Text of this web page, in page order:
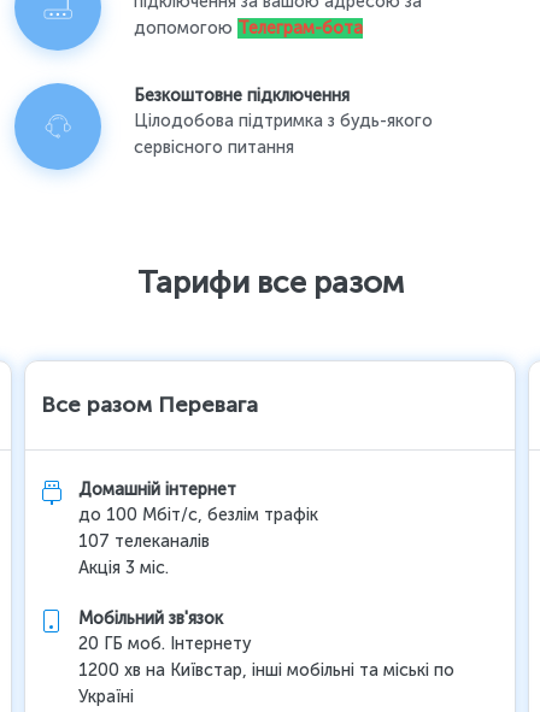
допомогою Телеграм-бота
Безкоштовне підключення
Цілодобова підтримка з будь-якого
сервісного питання
Тарифи все разом
Все разом Перевага
Домашній інтернет
до 100 Мбіт/с, безлім трафік
107 телеканалів
Акція 3 міс.
Мобільний зв'язок
20 ГБ моб. Інтернету
1200 хв на Київстар, інші мобільні та міські по
Україні